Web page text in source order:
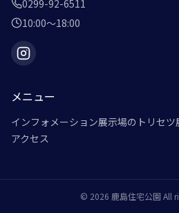
0299-92-6511
10:00～18:00
メニュー
インフォメーション展示場のトリセツ
アクセス
© 2026 鹿島住宅公園 All